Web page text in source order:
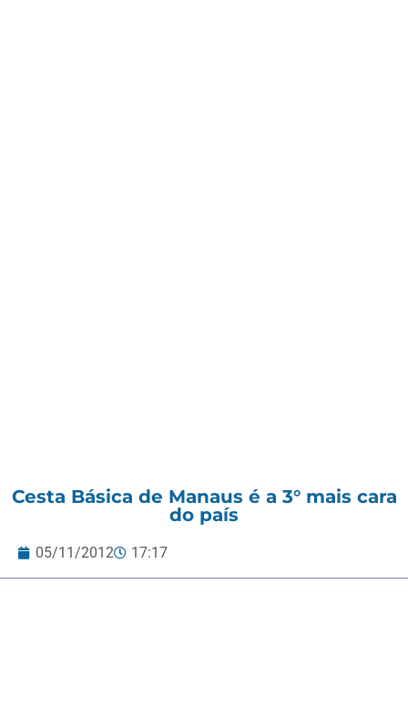
Cesta Básica de Manaus é a 3° mais cara
do país
05/11/2012 17:17